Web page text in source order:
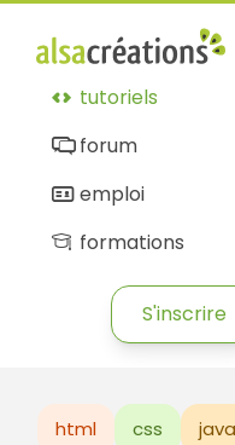
tutoriels
forum
emploi
formations
S'inscrire
html css